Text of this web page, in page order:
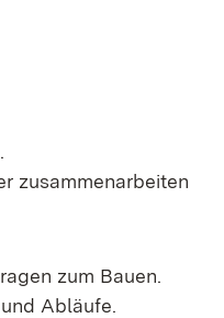
zusammenarbeiten
zum Bauen.
Abläufe.